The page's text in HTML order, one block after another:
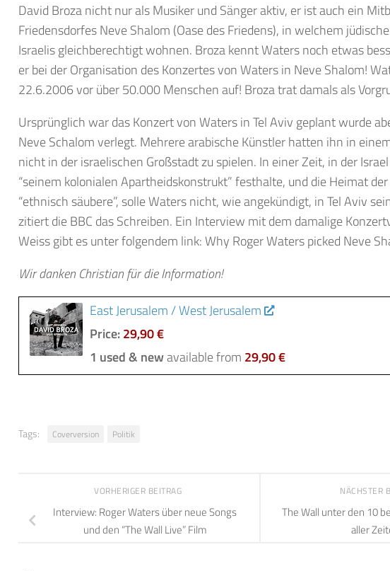
David Broza nicht nur als Musiker und Sänger aktiv, er ist auch ein
Friedensdorfes Neve Shalom (Oase des Friedens), in welchem
Israelis gleichberechtigt wohnen. Broza kennt Waters noch etwas
er bei der Organisation des Konzertes von Waters in Neve Shalom!
22.6.2006 vor über 50.000 Menschen auf! Broza trat damals als
Ursprünglich war das Konzert von Waters in Tel Aviv geplant wurde
Neve Schalom verlegt. Mehrere arabische Künstler hatten ihn in
nicht in der israelischen Großstadt zu spielen. In einer Zeit, in der
“seinem kolonialen Apartheidskonstrukt” festhalte, und die Heimat
“ethnisch säubere”, solle Waters nicht, wie angekündigt, in Tel Aviv
zitiert die BBC das Schreiben. Ein Interview mit dem damalige
Weiss gibt es unter folgendem link: Why Roger Waters picked Neve
Wir danken Christian für die Information!
East Jerusalem / West Jerusalem
Price:29,90 €
1 used & newavailable from 29,90 €
Tags: Coverversion Politik
NÄCHSTER
The Wall unter den 10
aller
VORHERIGER BEITRAG
Interview: Roger Waters über neue Songs
und den “The Wall Live” Film